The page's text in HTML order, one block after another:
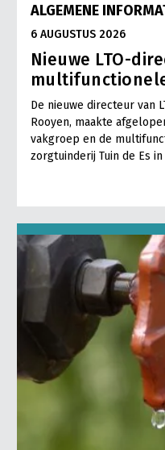
ALGEMENE
6 AUGUSTUS 2026
Nieuwe LTO-
De nieuwe directeur van
Rooyen, maakte
vakgroep en de
zorgtuinderij Tuin de Es in